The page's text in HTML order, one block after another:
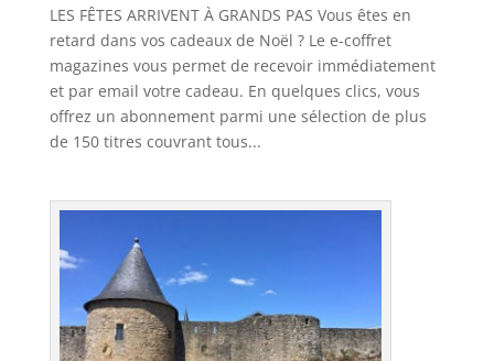
LES FÊTES ARRIVENT À GRANDS PAS Vous êtes en
retard dans vos cadeaux de Noël ? Le e-coffret
magazines vous permet de recevoir immédiatement
et par email votre cadeau. En quelques clics, vous
offrez un abonnement parmi une sélection de plus
de 150 titres couvrant tous...